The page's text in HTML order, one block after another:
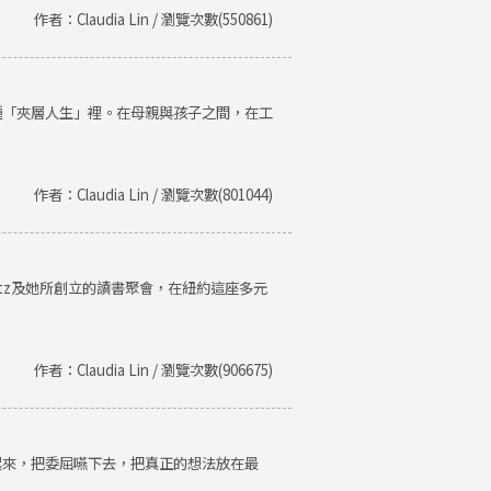
作者：Claudia Lin / 瀏覽次數(550861)
夾層人生」裡。在母親與孩子之間，在工
作者：Claudia Lin / 瀏覽次數(801044)
她所創立的讀書聚會，在紐約這座多元
作者：Claudia Lin / 瀏覽次數(906675)
，把委屈嚥下去，把真正的想法放在最